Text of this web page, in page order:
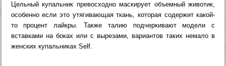
Цельный купальник превосходно маскирует объемный животик,
особенно если это утягивающая ткань, которая содержит какой-
то процент лайкры. Также талию подчеркивают модели с
вставками на боках или с вырезами, вариантов таких немало в
женских купальниках Self.